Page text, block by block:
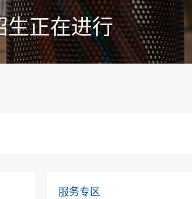
生正在进行
服务专区